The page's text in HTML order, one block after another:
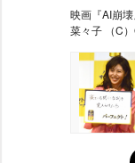
映画『AI崩
菜々子 （C